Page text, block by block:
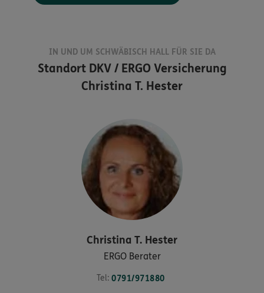
IN UND UM SCHWÄBISCH HALL FÜR SIE DA
Standort DKV / ERGO Versicherung
Christina T. Hester
Christina T. Hester
ERGO Berater
Tel: 0791/971880